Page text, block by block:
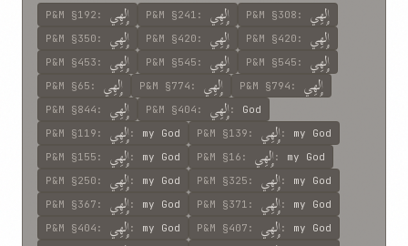
P&M §192 : إِلهِي P&M §241 : إِلهِي P&M §308 : إِلهِي
P&M §350 : إِلهِي P&M §420 : إِلهِي P&M §420 : إِلهِي
P&M §453 : إِلهِي P&M §545 : إِلهِي P&M §545 : إِلهِي
P&M §65 : إِلهِي P&M §774 : إِلهِي P&M §794 : إِلهِي
P&M §844 : إِلهِي P&M §404 : إِلهِي: God
P&M §119 : إِلهِي: my God P&M §139 : إِلهِي: my God
P&M §155 : إِلهِي: my God P&M §16 : إِلهِي: my God
P&M §250 : إِلهِي: my God P&M §325 : إِلهِي: my God
P&M §367 : إِلهِي: my God P&M §371 : إِلهِي: my God
P&M §404 : إِلهِي: my God P&M §407 : إِلهِي: my God